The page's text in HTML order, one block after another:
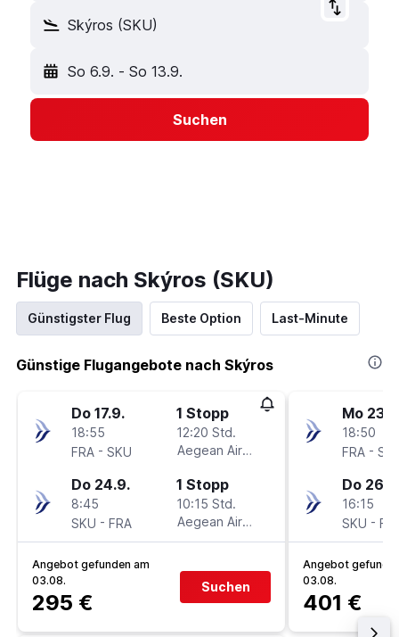
Skýros (SKU)
So 6.9. - So 13.9.
Suchen
Flüge nach Skýros (SKU)
Günstigster Flug Beste Option Last-Minute
Günstige Flugangebote nach Skýros
Do 17.9.
18:55
FRA - SKU
1 Stopp
12:20 Std.
Aegean Airlines
Do 24.9.
8:45
SKU - FRA
1 Stopp
10:15 Std.
Aegean Airlines
Angebot gefunden am
03.08.
295 €
Suchen
Mo
18:50
FRA -
Do
16:15
SKU -
Angebot
03.08.
401 €